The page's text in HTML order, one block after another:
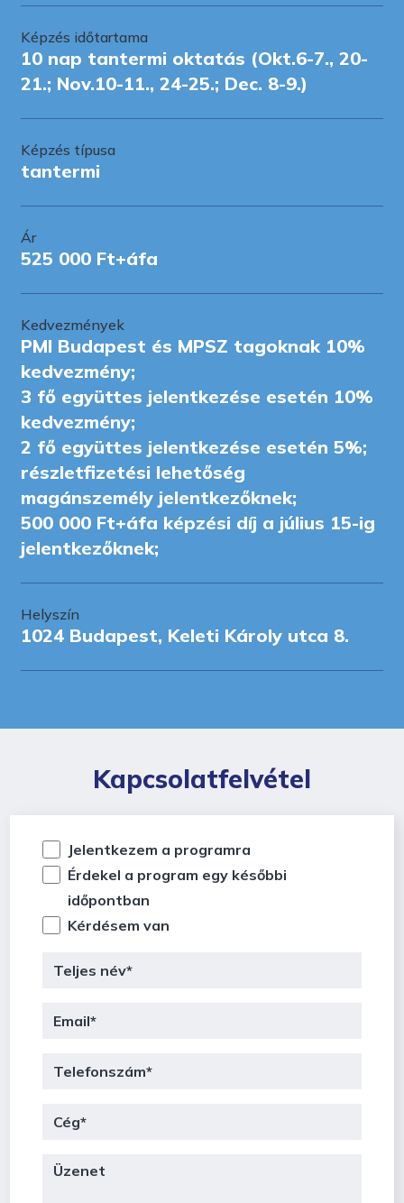
Képzés időtartama
10 nap tantermi oktatás (Okt.6-7., 20-
21.; Nov.10-11., 24-25.; Dec. 8-9.)
Képzés típusa
tantermi
Ár
525 000 Ft+áfa
Kedvezmények
PMI Budapest és MPSZ tagoknak 10%
kedvezmény;
3 fő együttes jelentkezése esetén 10%
kedvezmény;
2 fő együttes jelentkezése esetén 5%;
részletfizetési lehetőség
magánszemély jelentkezőknek;
500 000 Ft+áfa képzési díj a július 15-ig
jelentkezőknek;
Helyszín
1024 Budapest, Keleti Károly utca 8.
Kapcsolatfelvétel
Jelentkezem a programra
Érdekel a program egy későbbi
időpontban
Kérdésem van